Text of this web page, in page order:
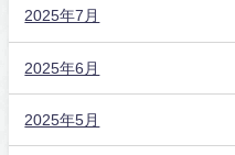
2025年7月
2025年6月
2025年5月